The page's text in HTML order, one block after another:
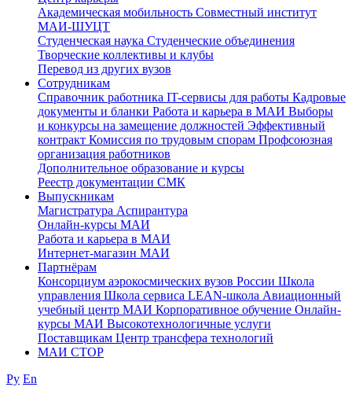
Академическая мобильность Совместный институт
МАИ-ШУЦТ
Студенческая наука Студенческие объединения
Творческие коллективы и клубы
Перевод из других вузов
Сотрудникам
Cправочник работника IT-сервисы для работы Кадровые
документы и бланки Работа и карьера в МАИ Выборы
и конкурсы на замещение должностей Эффективный
контракт Комиссия по трудовым спорам Профсоюзная
организация работников
Дополнительное образование и курсы
Реестр документации СМК
Выпускникам
Магистратура Аспирантура
Онлайн-курсы МАИ
Работа и карьера в МАИ
Интернет-магазин МАИ
Партнёрам
Консорциум аэрокосмических вузов России Школа
управления Школа сервиса LEAN-школа Авиационный
учебный центр МАИ Корпоративное обучение Онлайн-
курсы МАИ Высокотехнологичные услуги
Поставщикам Центр трансфера технологий
МАИ СТОР
Ру En